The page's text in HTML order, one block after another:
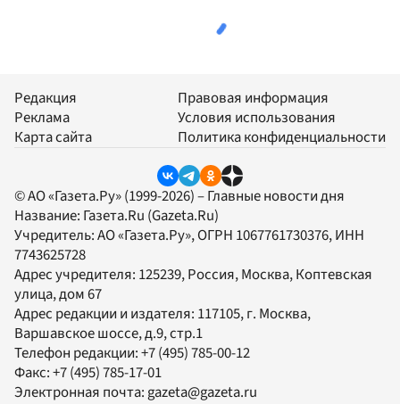
Редакция
Реклама
Карта сайта
Правовая информация
Условия использования
Политика конфиденциальности
© АО «Газета.Ру» (1999-2026) – Главные новости дня
Название: Газета.Ru (Gazeta.Ru)
Учредитель:АО «Газета.Ру», ОГРН 1067761730376, ИНН
7743625728
Адрес учредителя: 125239, Россия, Москва, Коптевская
улица, дом 67
Адрес редакции и издателя: 117105, г. Москва,
Варшавское шоссе, д.9, стр.1
Телефон редакции:+7 (495) 785-00-12
Факс:+7 (495) 785-17-01
Электронная почта:gazeta@gazeta.ru